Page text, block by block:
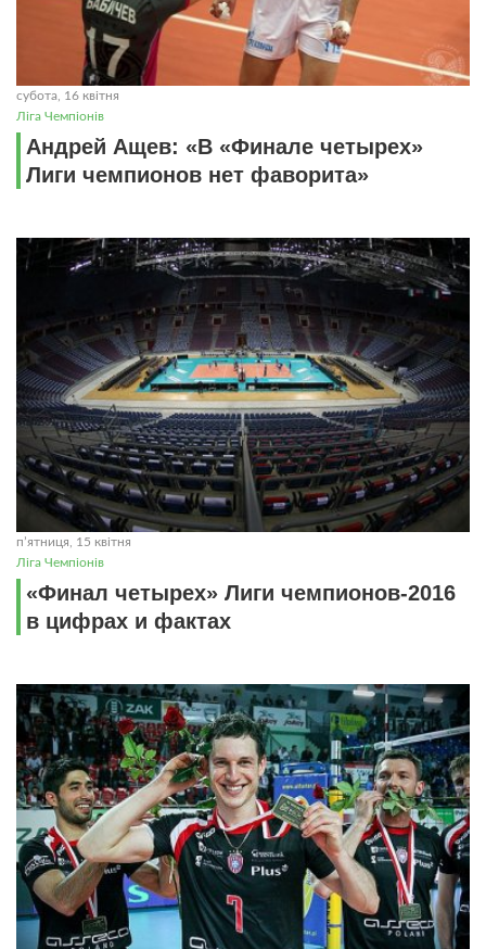
субота, 16 квітня
Ліга Чемпіонів
Андрей Ащев: «В «Финале четырех»
Лиги чемпионов нет фаворита»
пʼятниця, 15 квітня
Ліга Чемпіонів
«Финал четырех» Лиги чемпионов-2016
в цифрах и фактах